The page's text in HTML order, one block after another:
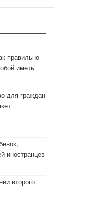
правильно
иметь
для граждан
иностранцев
второго